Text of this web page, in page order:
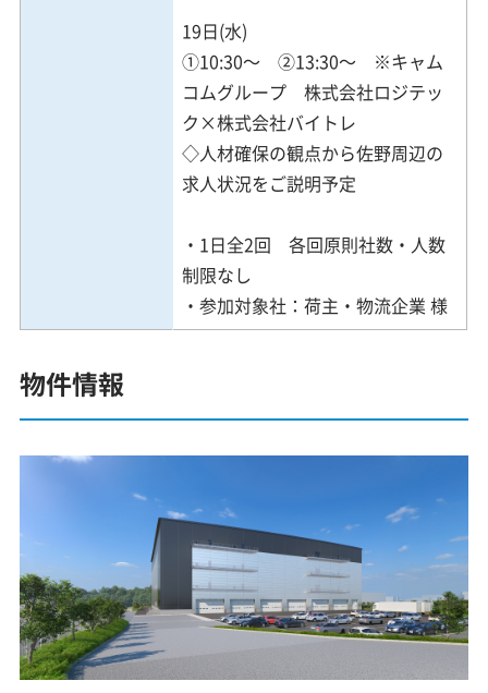
19日(水)
①10:30～ ②13:30～ ※キャム
コムグループ 株式会社ロジテッ
ク×株式会社バイトレ
◇人材確保の観点から佐野周辺の
求人状況をご説明予定
・1日全2回 各回原則社数・人数
制限なし
・参加対象社：荷主・物流企業 様
物件情報